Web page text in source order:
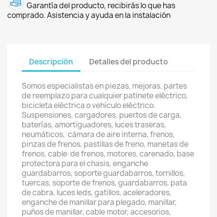
Garantía del producto, recibirás lo que has
comprado. Asistencia y ayuda en la instalación
Descripción Detalles del producto
Somos especialistas en piezas, mejoras, partes
de reemplazo para cualquier patinete eléctrico,
bicicleta eléctrica o vehículo eléctrico.
Suspensiones, cargadores, puertos de carga,
baterías, amortiguadores, luces traseras,
neumáticos, cámara de aire interna, frenos,
pinzas de frenos, pastillas de freno, manetas de
frenos, cable de frenos, motores, carenado, base
protectora para el chasis, enganche
guardabarros, soporte guardabarros, tornillos,
tuercas, soporte de frenos, guardabarros, pata
de cabra, luces leds, gatillos, aceleradores,
enganche de manillar para plegado, manillar,
puños de manillar, cable motor, accesorios,